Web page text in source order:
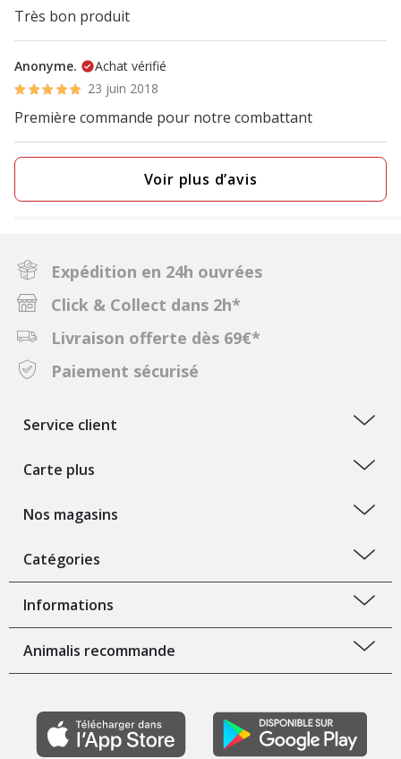
Très bon produit
Anonyme.
Achat vérifié
23 juin 2018
Première commande pour notre combattant
Voir plus d’avis
Expédition en 24h ouvrées
Click & Collect dans 2h*
Livraison offerte dès 69€*
Paiement sécurisé
Service client
Carte plus
Nos magasins
Catégories
Informations
Animalis recommande